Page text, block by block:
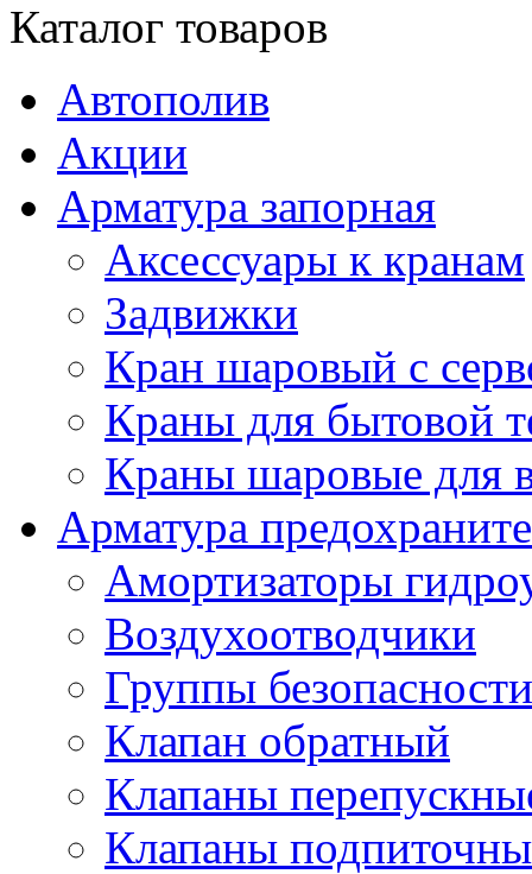
Каталог товаров
Автополив
Акции
Арматура запорная
Аксессуары к кранам
Задвижки
Кран шаровый с
Краны для бытовой
Краны шаровые для
Арматура
Амортизаторы
Воздухоотводчики
Группы безопасности
Клапан обратный
Клапаны
Клапаны